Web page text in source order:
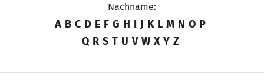
Nachname:
A B C D E F G H I J K L M N O P
Q R S T U V W X Y Z